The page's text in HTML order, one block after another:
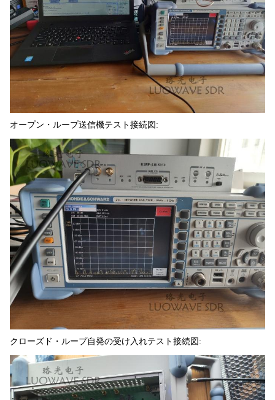
オープン・ループ送信機テスト接続図:
クローズド・ループ自発の受け入れテスト接続図: